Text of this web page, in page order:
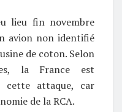
lieu fin novembre
avion non identifié
de coton. Selon
la France est
cette attaque, car
de la RCA.